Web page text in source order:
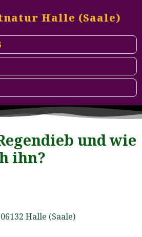
und wie
ihn?
06132 Halle (Saale)